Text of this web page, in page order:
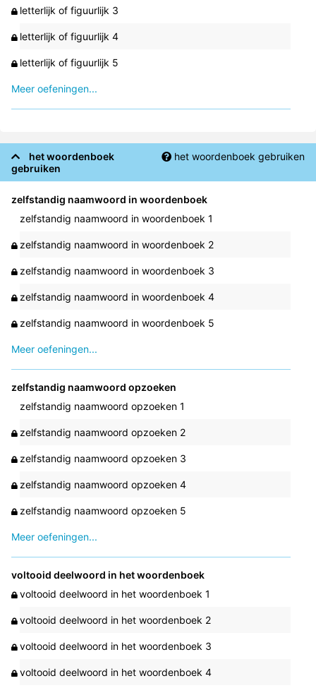
letterlijk of figuurlijk 3
letterlijk of figuurlijk 4
letterlijk of figuurlijk 5
Meer oefeningen...
het woordenboek
gebruiken
het woordenboek gebruiken
zelfstandig naamwoord in woordenboek
zelfstandig naamwoord in woordenboek 1
zelfstandig naamwoord in woordenboek 2
zelfstandig naamwoord in woordenboek 3
zelfstandig naamwoord in woordenboek 4
zelfstandig naamwoord in woordenboek 5
Meer oefeningen...
zelfstandig naamwoord opzoeken
zelfstandig naamwoord opzoeken 1
zelfstandig naamwoord opzoeken 2
zelfstandig naamwoord opzoeken 3
zelfstandig naamwoord opzoeken 4
zelfstandig naamwoord opzoeken 5
Meer oefeningen...
voltooid deelwoord in het woordenboek
voltooid deelwoord in het woordenboek 1
voltooid deelwoord in het woordenboek 2
voltooid deelwoord in het woordenboek 3
voltooid deelwoord in het woordenboek 4